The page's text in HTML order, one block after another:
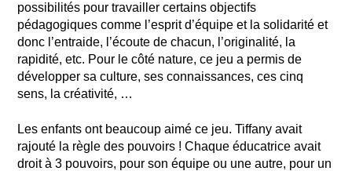
possibilités pour travailler certains objectifs
pédagogiques comme l’esprit d’équipe et la solidarité et
donc l’entraide, l’écoute de chacun, l’originalité, la
rapidité, etc. Pour le côté nature, ce jeu a permis de
développer sa culture, ses connaissances, ces cinq
sens, la créativité, …
Les enfants ont beaucoup aimé ce jeu. Tiffany avait
rajouté la règle des pouvoirs ! Chaque éducatrice avait
droit à 3 pouvoirs, pour son équipe ou une autre, pour un